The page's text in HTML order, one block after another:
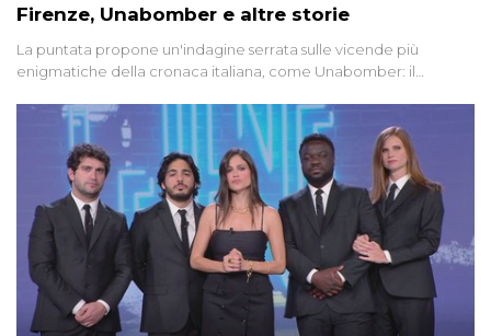
Firenze, Unabomber e altre storie
La puntata propone un'indagine serrata sulle vicende più
enigmatiche della cronaca italiana, come Unabomber: il
'90 e il 2000 che, inquietantemente, potrebbe essere ancora in
libertà. Lo speciale affronta inoltre le zone d'ombra sul Mostro di
Firenze, le cui responsabilità appaiono ancora oggi avvolte in un
groviglio di dubbi mai chiariti. Nel corso dello speciale anche
l'intervista inedita a Olindo Romano, realizzata ne...